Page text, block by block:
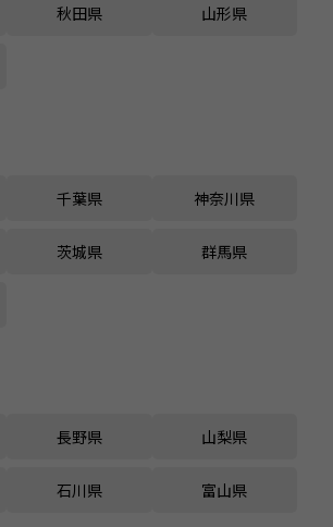
秋田県 山形県
千葉県 神奈川県
茨城県 群馬県
長野県 山梨県
石川県 富山県